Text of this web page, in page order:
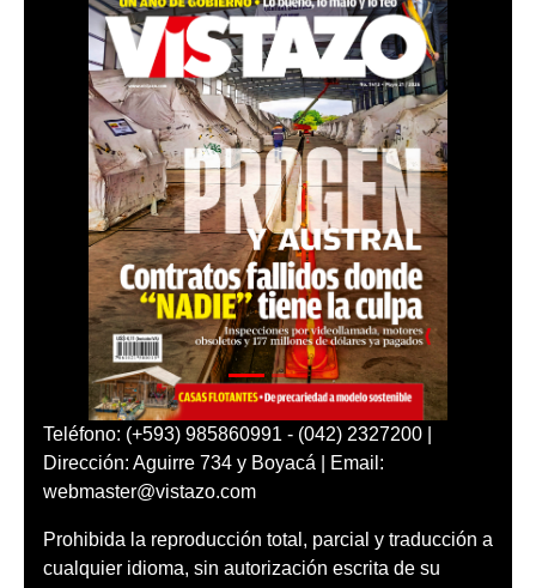
Teléfono: (+593) 985860991 - (042) 2327200 |
Dirección: Aguirre 734 y Boyacá | Email:
webmaster@vistazo.com
Prohibida la reproducción total, parcial y traducción a
cualquier idioma, sin autorización escrita de su